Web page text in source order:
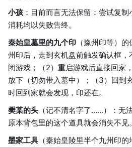
小孩 ：目前而言无法保留：尝试复
消耗均以失败告终。
秦始皇墓里的九个印 （豫州印等）
州印后，走到玄机盘前触发确认框，
闭游戏；（2）重启游戏后直接回家
放下（切勿带入墓中）；（3）回到
时回到家就会发现，印还在。
樊某的头 （记不清名字了……）：无
原本背包里的这个道具就会消失不见。
墨家工具 （秦始皇陵里半个九州印